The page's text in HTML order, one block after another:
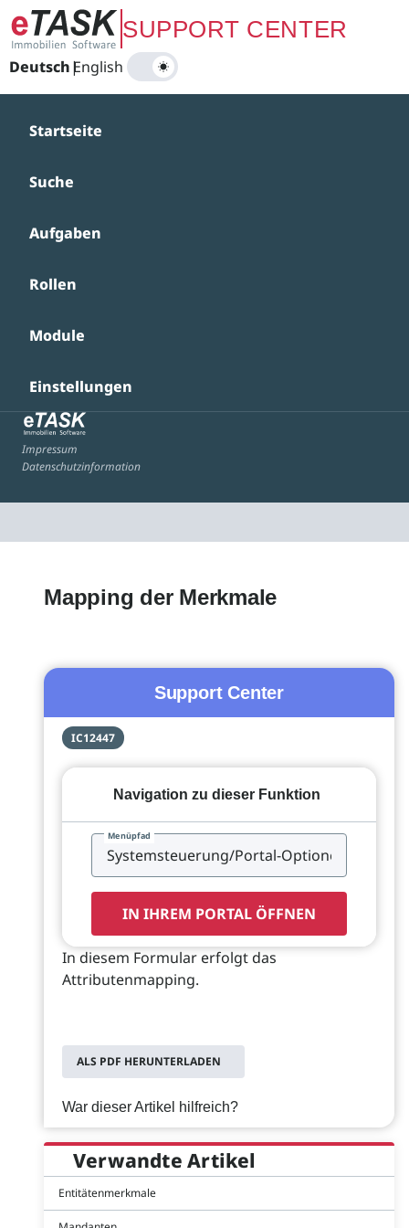
Zum Hauptinhalt springenSUPPORT CENTER
Deutsch|
English
Startseite
Suche
Aufgaben
Rollen
Module
Einstellungen
Impressum
Datenschutzinformation
Mapping der Merkmale
Support Center
IC12447
Navigation zu dieser Funktion
Menüpfad
IN IHREM PORTAL ÖFFNEN
In diesem Formular erfolgt das
Attributenmapping.
ALS PDF HERUNTERLADEN
War dieser Artikel hilfreich?
Verwandte Artikel
Entitätenmerkmale